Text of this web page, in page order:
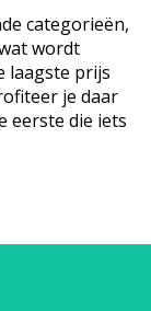
categorieën,
wordt
laagste prijs
je daar
eerste die iets